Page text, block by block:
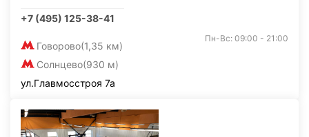
+7 (495) 125-38-41
Говорово(1,35 км)
Солнцево(930 м)
Пн-Вс: 09:00 - 21:00
ул.Главмосстроя 7а